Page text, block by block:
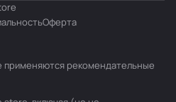
Оферта
применяются рекомендательные